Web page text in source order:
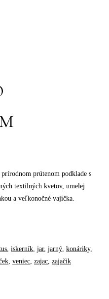
prútenom podklade s
textilných kvetov, umelej
a veľkonočné vajíčka.
, iskerník, jar, jarný, konáriky,
, veniec, zajac, zajačik